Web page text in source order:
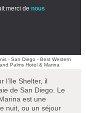
merci de nous
l’île Shelter, il
de San Diego. Le
est une
nuit, ou un séjour